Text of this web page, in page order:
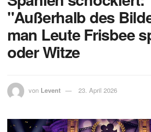
"Außerhalb des
man Leute Frisbee
oder Witze
von Levent 23. April 2026